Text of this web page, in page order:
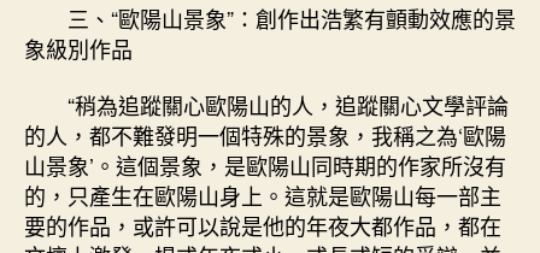
三、“歐陽山景象”：創作出浩繁有顫動效應的景
象級別作品
“稍為追蹤關心歐陽山的人，追蹤關心文學評論
的人，都不難發明一個特殊的景象，我稱之為‘歐陽
山景象’。這個景象，是歐陽山同時期的作家所沒有
的，只產生在歐陽山身上。這就是歐陽山每一部主
要的作品，或許可以說是他的年夜大都作品，都在